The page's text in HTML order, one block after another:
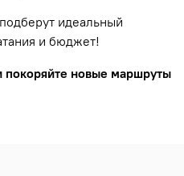
идеальный
и бюджет!
покоряйте новые маршруты